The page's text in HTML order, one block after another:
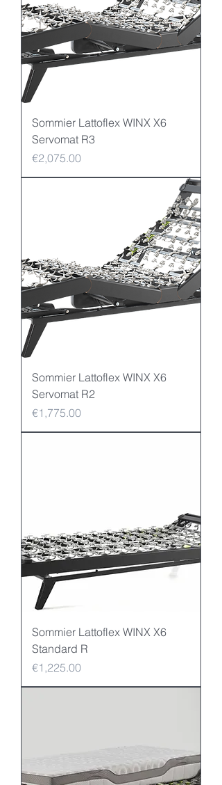
Sommier Lattoflex WINX X6
Servomat R3
Price
€2,075.00
Sommier Lattoflex WINX X6
Servomat R2
Price
€1,775.00
Sommier Lattoflex WINX X6
Standard R
Price
€1,225.00